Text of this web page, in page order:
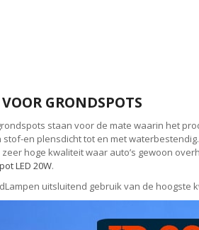
GRONDSPOTS
staan voor de mate waarin het
stof-en plensdicht tot en met
hoge kwaliteit waar auto’s gewoon
LED 20W.
uitsluitend gebruik van de